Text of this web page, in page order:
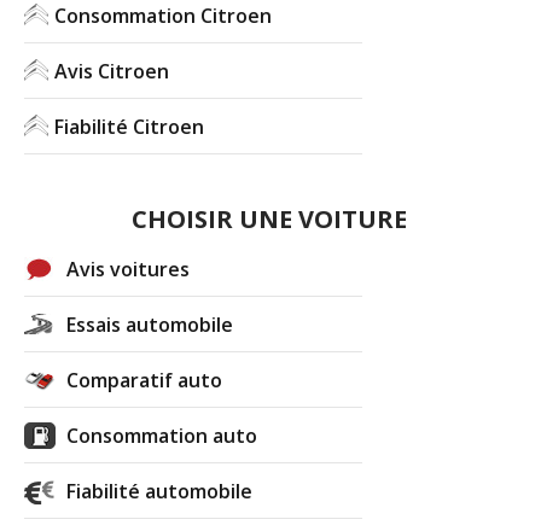
Consommation Citroen
Avis Citroen
Fiabilité Citroen
CHOISIR UNE VOITURE
Avis voitures
Essais automobile
Comparatif auto
Consommation auto
Fiabilité automobile